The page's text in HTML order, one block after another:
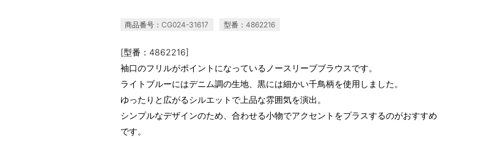
商品番号：CG024-31617 型番：4862216
[型番：4862216]
袖口のフリルがポイントになっているノースリーブブラウスです。
ライトブルーにはデニム調の生地、黒には細かい千鳥柄を使用しました。
ゆったりと広がるシルエットで上品な雰囲気を演出。
シンプルなデザインのため、合わせる小物でアクセントをプラスするのがおすすめ
です。